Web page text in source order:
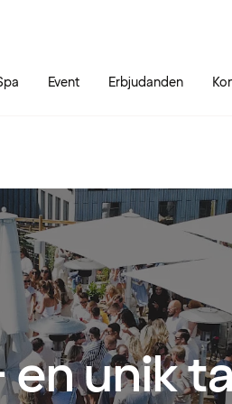
Event Erbjudanden
en unik